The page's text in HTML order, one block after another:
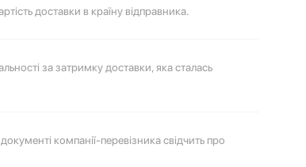
«Укрпошта»або«Нова пошта»
доставки в країну відправника.
за затримку доставки, яка сталась
компанії-перевізника свідчить про